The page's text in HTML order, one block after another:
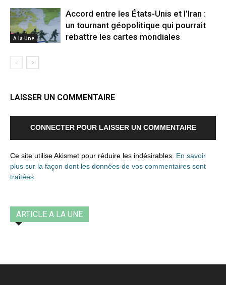
A la Une
Accord entre les États-Unis et l’Iran :
un tournant géopolitique qui pourrait
rebattre les cartes mondiales
LAISSER UN COMMENTAIRE
CONNECTER POUR LAISSER UN COMMENTAIRE
Ce site utilise Akismet pour réduire les indésirables. En savoir
plus sur la façon dont les données de vos commentaires sont
traitées
ARTICLE A LA UNE